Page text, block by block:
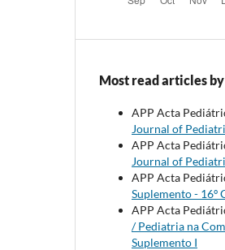
Most read articles
APP Acta
Journal of
APP Acta
Journal of
APP Acta
Suplemento - 16º
APP Acta
/ Pediatria na
Suplemento I